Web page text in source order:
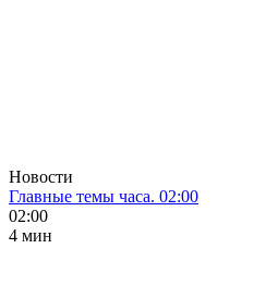
Новости
Главные темы часа. 02:00
02:00
4 мин